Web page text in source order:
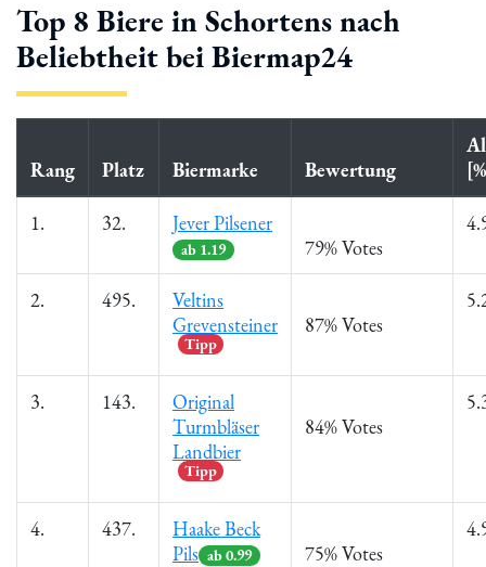
Top 8 Biere in Schortens nach
Beliebtheit bei Biermap24
Rang Platz Biermarke Bewertung
1. 32. Jever Pilsener
ab 1.19 79% Votes
2. 495.
Veltins
Grevensteiner
Tipp
87% Votes
3. 143.
Original
Turmbläser
Landbier
Tipp
84% Votes
4. 437.
Haake Beck
Pils ab 0.99 75% Votes